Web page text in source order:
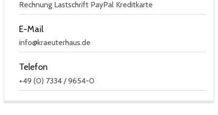
Rechnung Lastschrift PayPal Kreditkarte
E-Mail
info@kraeuterhaus.de
Telefon
+49 (0) 7334 / 9654-0